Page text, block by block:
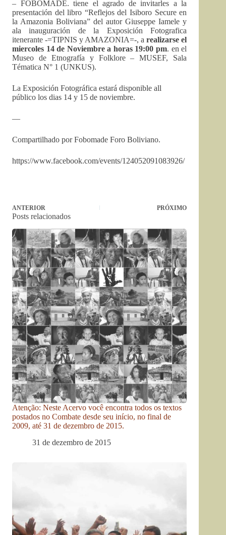
– FOBOMADE. tiene el agrado de invitarles a la
presentación del libro “Reflejos del Isiboro Secure en
la Amazonia Boliviana” del autor Giuseppe Iamele y
ala inauguración de la Exposición Fotografica
itenerante -=TIPNIS y AMAZONIA=-, arealizarse el
miercoles 14 de Noviembre a horas 19:00 pm. en el
Museo de Etnografía y Folklore – MUSEF, Sala
Tématica N° 1 (UNKUS).
La Exposición Fotográfica estará disponible all
público los dias 14 y 15 de noviembre.
—
Compartilhado por Fobomade Foro Boliviano.
https://www.facebook.com/events/124052091083926/
ANTERIOR PRÓXIMO
Posts relacionados
Atenção: Neste Acervo você encontra todos os textos
postados no Combate desde seu início, no final de
2009, até 31 de dezembro de 2015.
31 de dezembro de 2015